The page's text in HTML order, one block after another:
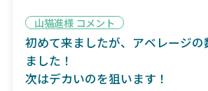
山猫進様 コメント
初めて来ましたが、アベレージ
ました！
次はデカいのを狙います！